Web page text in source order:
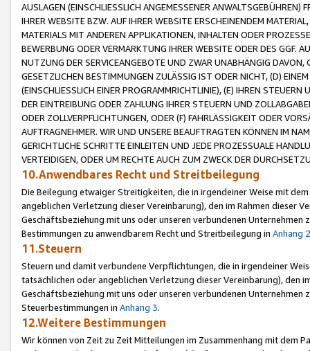
AUSLAGEN (EINSCHLIESSLICH ANGEMESSENER
IHRER WEBSITE BZW. AUF IHRER WEBSITE ERSCHEINENDEM
MATERIALS MIT ANDEREN APPLIKATIONEN, INHALTEN ODER
BEWERBUNG ODER VERMARKTUNG IHRER WEBSITE ODER DES GGF.
NUTZUNG DER SERVICEANGEBOTE UND ZWAR UNABHÄNGIG
GESETZLICHEN BESTIMMUNGEN ZULÄSSIG IST ODER NICHT, (D)
(EINSCHLIESSLICH EINER PROGRAMMRICHTLINIE), (E) IHREN
DER EINTREIBUNG ODER ZAHLUNG IHRER STEUERN UND
ODER ZOLLVERPFLICHTUNGEN, ODER (F) FAHRLÄSSIGKEIT ODER
AUFTRAGNEHMER. WIR UND UNSERE BEAUFTRAGTEN KÖNNEN IM
GERICHTLICHE SCHRITTE EINLEITEN UND JEDE PROZESSUALE
VERTEIDIGEN, ODER UM RECHTE AUCH ZUM ZWECK DER
10.Anwendbares Recht und Streitbeilegung
Die Beilegung etwaiger Streitigkeiten, die in irgendeiner Weise mit
angeblichen Verletzung dieser Vereinbarung), den im Rahmen dieser
Geschäftsbeziehung mit uns oder unseren verbundenen
Bestimmungen zu anwendbarem Recht und Streitbeilegung in Anhang 2
11.Steuern
Steuern und damit verbundene Verpflichtungen, die in irgendeiner
tatsächlichen oder angeblichen Verletzung dieser Vereinbarung), den
Geschäftsbeziehung mit uns oder unseren verbundenen
Steuerbestimmungen in Anhang 3.
12.Weitere Bestimmungen
Wir können von Zeit zu Zeit Mitteilungen im Zusammenhang mit dem